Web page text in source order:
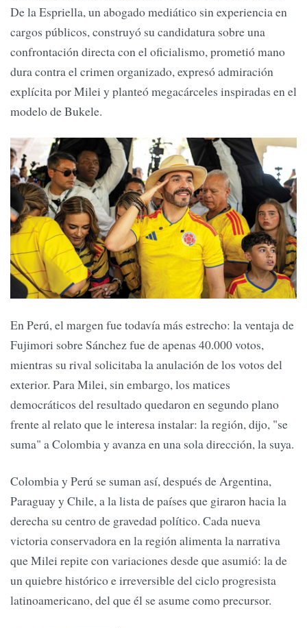
De la Espriella, un abogado mediático sin experiencia en
cargos públicos, construyó su candidatura sobre una
confrontación directa con el oficialismo, prometió mano
dura contra el crimen organizado, expresó admiración
explícita por Milei y planteó megacárceles inspiradas en el
modelo de Bukele.
En Perú, el margen fue todavía más estrecho: la ventaja de
Fujimori sobre Sánchez fue de apenas 40.000 votos,
mientras su rival solicitaba la anulación de los votos del
exterior. Para Milei, sin embargo, los matices
democráticos del resultado quedaron en segundo plano
frente al relato que le interesa instalar: la región, dijo, "se
suma" a Colombia y avanza en una sola dirección, la suya.
Colombia y Perú se suman así, después de Argentina,
Paraguay y Chile, a la lista de países que giraron hacia la
derecha su centro de gravedad político. Cada nueva
victoria conservadora en la región alimenta la narrativa
que Milei repite con variaciones desde que asumió: la de
un quiebre histórico e irreversible del ciclo progresista
latinoamericano, del que él se asume como precursor.